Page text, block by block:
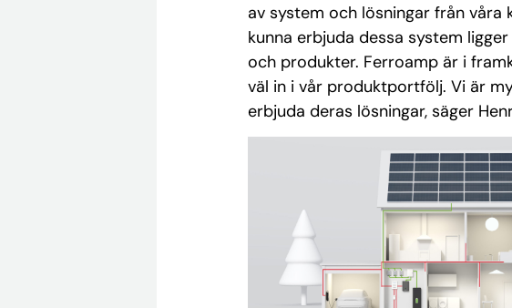
av system och lösningar från
kunna erbjuda dessa system
och produkter. Ferroamp är i
väl in i vår produktportfölj. Vi är
erbjuda deras lösningar, säger